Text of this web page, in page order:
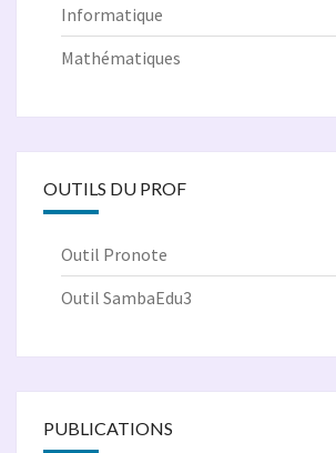
Informatique
Mathématiques
OUTILS DU PROF
Outil Pronote
Outil SambaEdu3
PUBLICATIONS